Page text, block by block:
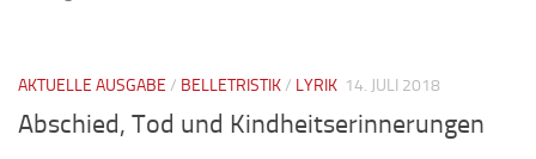
AKTUELLE AUSGABE / BELLETRISTIK/ LYRIK 14. JULI 2018
Abschied, Tod und Kindheitserinnerungen